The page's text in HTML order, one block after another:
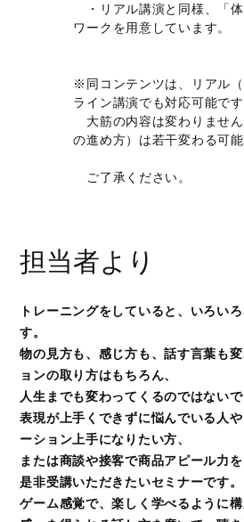
・リアル講演と同様、「
ワークを用意しています。
※同コンテンツは、リアル
ライン講演でも対応可能で
大筋の内容は変わりませ
の進め方）は若干変わる可
ご了承ください。
担当者より
トレーニングをしていると、いろい
す。
物の見方も、感じ方も、話す言葉も
ョンの取り方はもちろん、
人生までも変わってくるのではない
表現が上手くできずに悩んでいる人
ーション上手になりたい方、
または商談や接客で商品アピール力
是非受講いただきたいセミナーです。
ゲーム感覚で、楽しく学べるように